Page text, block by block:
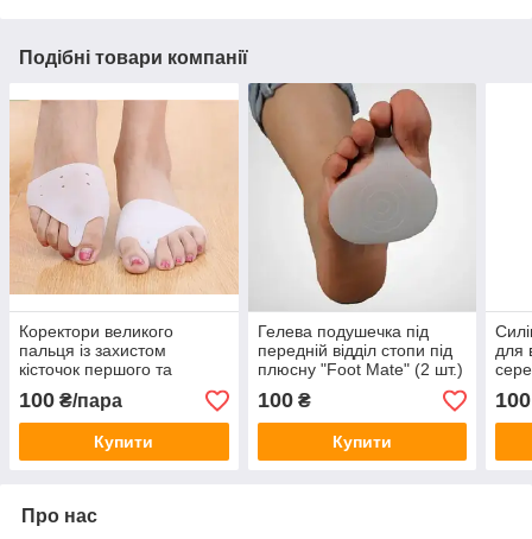
Подібні товари компанії
Коректори великого
пальця із захистом
кісточок першого та
п'ятого пальця стопи, 1
пара
100 ₴/пара
Купити
Гелева подушечка під
передній відділ стопи під
плюсну "Foot Mate" (2 шт.)
100₴
Купити
для
100
Про нас